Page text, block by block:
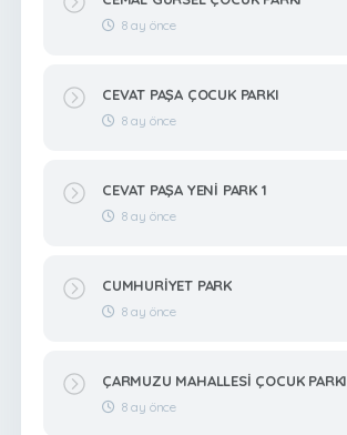
8 ay önce
CEVAT PAŞA ÇOCUK PARKI
8 ay önce
CEVAT PAŞA YENİ PARK 1
8 ay önce
CUMHURİYET PARK
8 ay önce
ÇARMUZU MAHALLESİ ÇOCUK PARKI
8 ay önce